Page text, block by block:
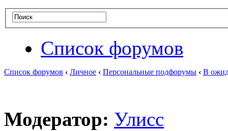
Список форумов
Список форумов ‹ Личное ‹ Персональные подфорумы ‹ В
Модератор: Улисс